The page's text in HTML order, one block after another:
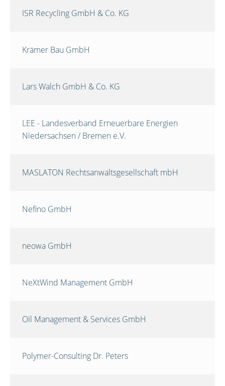
ISR Recycling GmbH & Co. KG
Krämer Bau GmbH
Lars Walch GmbH & Co. KG
LEE - Landesverband Erneuerbare Energien
Niedersachsen / Bremen e.V.
MASLATON Rechtsanwaltsgesellschaft mbH
Nefino GmbH
neowa GmbH
NeXtWind Management GmbH
Oil Management & Services GmbH
Polymer-Consulting Dr. Peters